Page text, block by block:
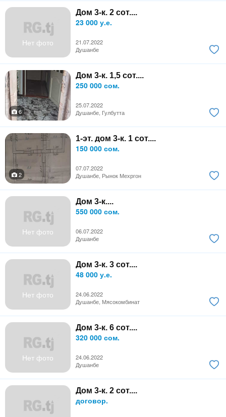
Нет фото
Дом 3-к. 2 сот....
23 000 у.е.
21.07.2022
Душанбе
Дом 3-к. 1,5 сот....
250 000 сом.
25.07.2022
6
Душанбе, Гулбутта
1-эт. дом 3-к. 1 сот....
150 000 сом.
07.07.2022
2
Душанбе, Рынок Мехргон
Нет фото
Дом 3-к....
550 000 сом.
06.07.2022
Душанбе
Нет фото
Дом 3-к. 3 сот....
48 000 у.е.
24.06.2022
Душанбе, Мясокомбинат
Нет фото
Дом 3-к. 6 сот....
320 000 сом.
24.06.2022
Душанбе
Дом 3-к. 2 сот....
договор.